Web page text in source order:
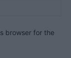
browser for the